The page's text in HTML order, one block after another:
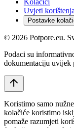
Kolačići
Uvjeti korištenja
Postavke
© 2026 Potpore.eu.
Podaci su
dokumentaciju uvijek
Koristimo samo
kolačiće koristimo
pomaže razumjeti